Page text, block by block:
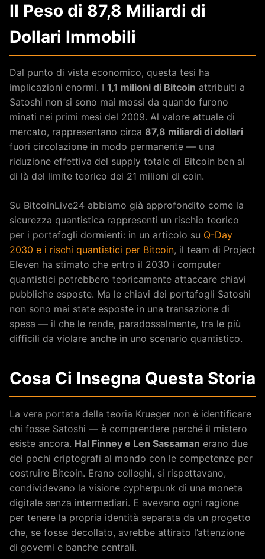
Il Peso di 87,8 Miliardi di
Dollari Immobili
Dal punto di vista economico, questa tesi ha
implicazioni enormi. I 1,1 milioni di Bitcoin attribuiti a
Satoshi non si sono mai mossi da quando furono
minati nei primi mesi del 2009. Al valore attuale di
mercato, rappresentano circa 87,8 miliardi di dollari
fuori circolazione in modo permanente — una
riduzione effettiva del supply totale di Bitcoin ben al
di là del limite teorico dei 21 milioni di coin.
Su BitcoinLive24 abbiamo già approfondito come la
sicurezza quantistica rappresenti un rischio teorico
per i portafogli dormienti: in un articolo su Q-Day
2030 e i rischi quantistici per Bitcoin, il team di Project
Eleven ha stimato che entro il 2030 i computer
quantistici potrebbero teoricamente attaccare chiavi
pubbliche esposte. Ma le chiavi dei portafogli Satoshi
non sono mai state esposte in una transazione di
spesa — il che le rende, paradossalmente, tra le più
difficili da violare anche in uno scenario quantistico.
Cosa Ci Insegna Questa Storia
La vera portata della teoria Krueger non è identificare
chi fosse Satoshi — è comprendere perché il mistero
esiste ancora. Hal Finney e Len Sassaman erano due
dei pochi criptografi al mondo con le competenze per
costruire Bitcoin. Erano colleghi, si rispettavano,
condividevano la visione cypherpunk di una moneta
digitale senza intermediari. E avevano ogni ragione
per tenere la propria identità separata da un progetto
che, se fosse decollato, avrebbe attirato l’attenzione
di governi e banche centrali.